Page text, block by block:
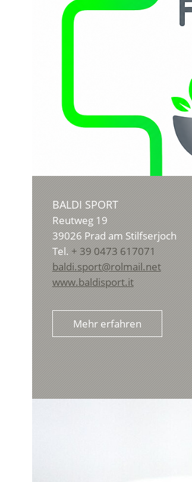
BALDI SPORT
Reutweg 19
39026 Prad am Stilfserjoch
Tel. + 39 0473 617071
baldi.sport@rolmail.net
www.baldisport.it
Mehr erfahren